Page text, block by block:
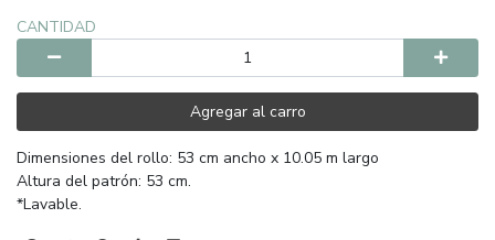
CANTIDAD
Agregar al carro
Dimensiones del rollo: 53 cm ancho x 10.05 m largo
Altura del patrón: 53 cm.
*Lavable.